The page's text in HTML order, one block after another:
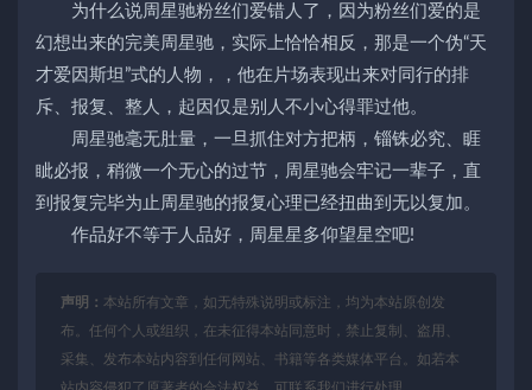
为什么说周星驰粉丝们爱错人了，因为粉丝们爱的是
幻想出来的完美周星驰，实际上恰恰相反，那是一个伪“天
才爱因斯坦”式的人物，，他在片场表现出来对同行的排
斥、报复、整人，起因仅是别人不小心得罪过他。
周星驰毫无肚量，一旦抓住对方把柄，锱铢必究、睚
眦必报，稍微一个无心的过节，周星驰会牢记一辈子，直
到报复完毕为止周星驰的报复心理已经扭曲到无以复加。
作品好不等于人品好，周星星多仰望星空吧!
声明： 本站所有文章，如无特殊说明或标注，均为本站原创发
布。任何个人或组织，在未征得本站同意时，禁止复制、盗用、
采集、发布本站内容到任何网站、书籍等各类媒体平台。如若本